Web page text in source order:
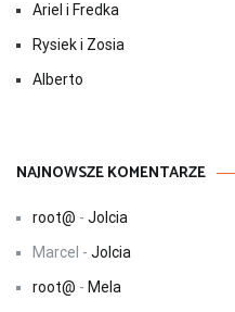
Ariel i Fredka
Rysiek i Zosia
Alberto
NAJNOWSZE KOMENTARZE
root@ - Jolcia
Marcel - Jolcia
root@ - Mela